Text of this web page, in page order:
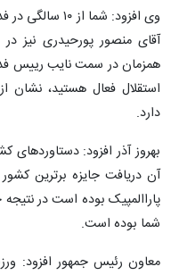
وی افزود: شما
آقای منصور پورحیدری نیز
همزمان در سمت نایب رییس
استقلال فعال هستید، نشان
دارد.
بهروز آذر افزود: دستاوردهای
آن دریافت جایزه برترین
پاراالمپیک بوده است در
شما بوده است.
معاون رئیس جمهور افزود: